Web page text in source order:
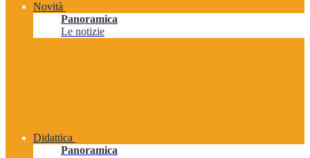
Novità
Panoramica
Le notizie
Didattica
Panoramica